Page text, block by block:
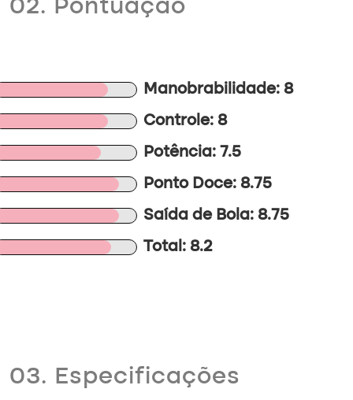
02. Pontuação
Manobrabilidade: 8
Controle: 8
Potência: 7.5
Ponto Doce: 8.75
Saída de Bola: 8.75
Total: 8.2
03. Especificações